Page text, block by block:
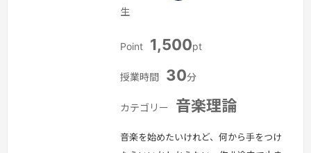
生
Point 1,500pt
授業時間 30分
カテゴリー 音楽理論
音楽を始めたいけれど、何から手をつけ